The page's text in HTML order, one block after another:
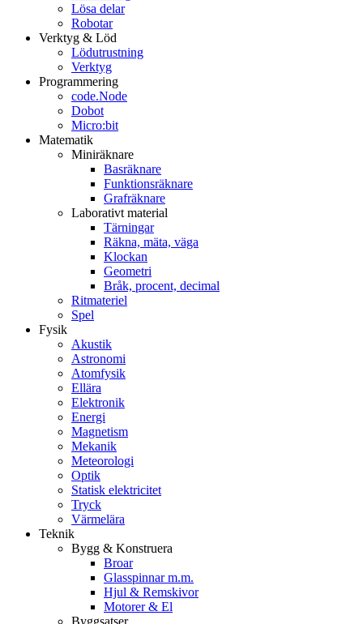
Lösa delar
Robotar
Verktyg & Löd
Lödutrustning
Verktyg
Programmering
code.Node
Dobot
Micro:bit
Matematik
Miniräknare
Basräknare
Funktionsräknare
Grafräknare
Laborativt material
Tärningar
Räkna, mäta, väga
Klockan
Geometri
Bråk, procent, decimal
Ritmateriel
Spel
Fysik
Akustik
Astronomi
Atomfysik
Ellära
Elektronik
Energi
Magnetism
Mekanik
Meteorologi
Optik
Statisk elektricitet
Tryck
Värmelära
Teknik
Bygg & Konstruera
Broar
Glasspinnar m.m.
Hjul & Remskivor
Motorer & El
Byggsatser